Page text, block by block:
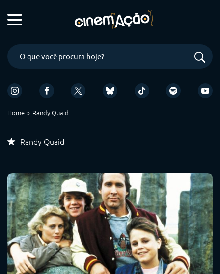
Home Randy Quaid
Randy Quaid